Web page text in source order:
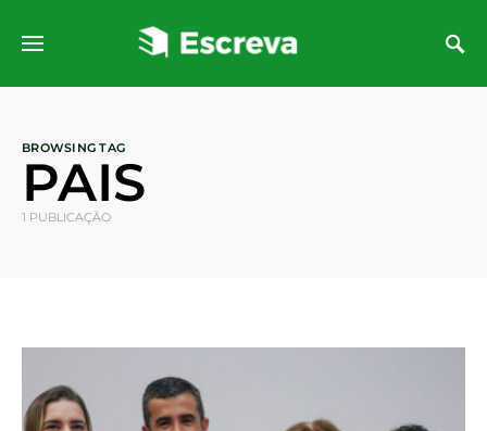
BROWSING TAG
PAIS
1 PUBLICAÇÃO